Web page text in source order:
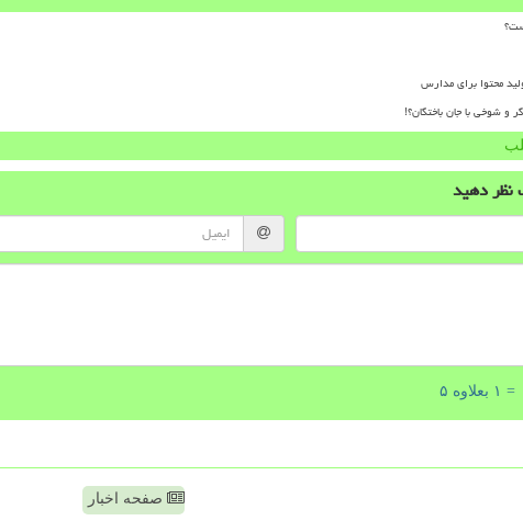
و شوخی با جان باختگان؟!
نظر دهید
= ۱ بعلاوه ۵
صفحه اخبار